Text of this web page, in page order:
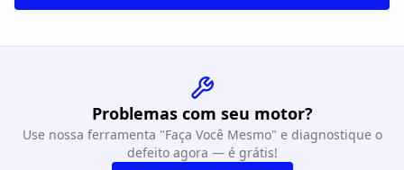
Problemas com seu motor?
Use nossa ferramenta "Faça Você Mesmo" e diagnostique o
defeito agora — é grátis!